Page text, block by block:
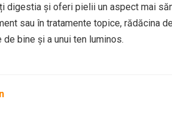
digestia și oferi pielii un aspect mai
sau în tratamente topice, rădăcina
bine și a unui ten luminos.